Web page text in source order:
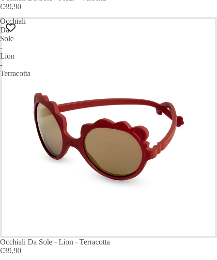
€39,90
Occhiali
Da
Sole
-
Lion
-
Terracotta
ESAURITO
Occhiali Da Sole - Lion - Terracotta
€39,90